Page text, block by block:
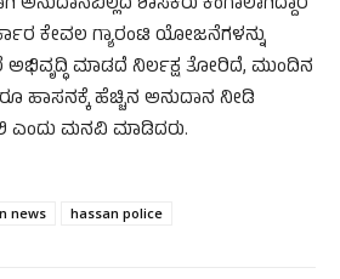
ಕೇವಲ ಗ್ಯಾರಂಟಿ ಯೋಜನೆಗಳನ್ನು
ಅಭಿವೃದ್ಧಿ ಮಾಡದೆ ನಿರ್ಲಕ್ಷ ತೋರಿದೆ, ಮುಂದಿನ
ಹಾಸನಕ್ಕೆ ಹೆಚ್ಚಿನ ಅನುದಾನ ನೀಡಿ
ಎಂದು ಮನವಿ ಮಾಡಿದರು.
news hassan police